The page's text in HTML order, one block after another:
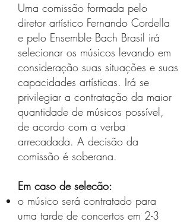
Uma comissão formada pelo
diretor artístico Fernando Cordella
e pelo Ensemble Bach Brasil irá
selecionar os músicos levando em
consideração suas situações e suas
capacidades artísticas. Irá se
privilegiar a contratação da maior
quantidade de músicos possível,
de acordo com a verba
arrecadada. A decisão da
comissão é soberana.
Em caso de selecão:
o músico será contratado para
uma tarde de concertos em 2-3